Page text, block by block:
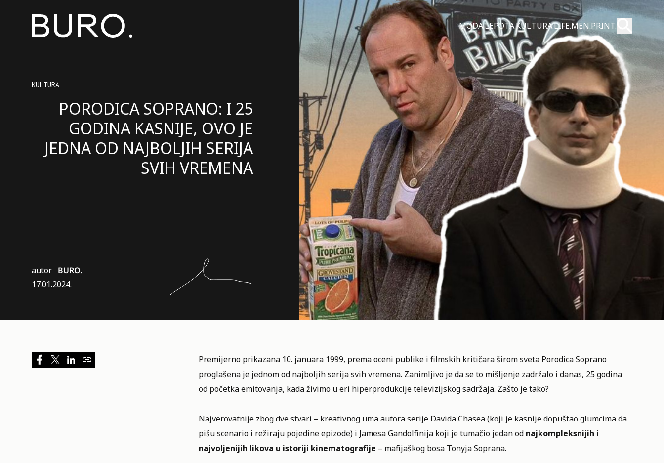
MODA.LEPOTA.KULTURA.LIFE.MEN.PRINT. Pretraži
KULTURA
PORODICA SOPRANO: I 25
GODINA KASNIJE, OVO JE
JEDNA OD NAJBOLJIH SERIJA
SVIH VREMENA
autor BURO.
17.01.2024.
Premijerno prikazana 10. januara 1999, prema oceni publike i filmskih kritičara širom sveta Porodica Soprano
proglašena je jednom od najboljih serija svih vremena. Zanimljivo je da se to mišljenje zadržalo i danas, 25 godina
od početka emitovanja, kada živimo u eri hiperprodukcije televizijskog sadržaja. Zašto je tako?
Najverovatnije zbog dve stvari – kreativnog uma autora serije Davida Chasea (koji je kasnije dopuštao glumcima da
pišu scenario i režiraju pojedine epizode) i Jamesa Gandolfinijakoji je tumačio jedan od najkompleksnijih i
najvoljenijih likova u istoriji kinematografije – mafijaškog bosa Tonyja Soprana.